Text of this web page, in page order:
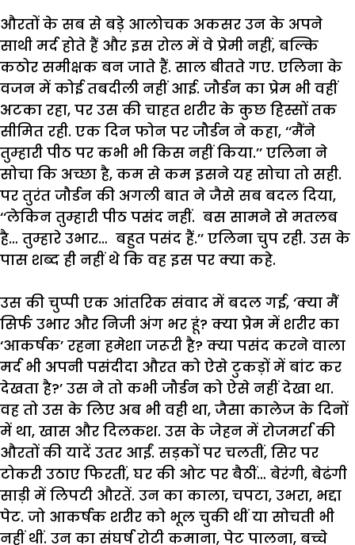
औरतों के सब से बड़े आलोचक अकसर उन के अपने
साथी मर्द होते हैं और इस रोल में वे प्रेमी नहीं, बल्कि
कठोर समीक्षक बन जाते हैं. साल बीतते गए. एलिना के
वजन में कोई तबदीली नहीं आई. जौर्डन का प्रेम भी वहीं
अटका रहा, पर उस की चाहत शरीर के कुछ हिस्सों तक
सीमित रही. एक दिन फोन पर जौर्डन ने कहा, ‘‘मैंने
तुम्हारी पीठ पर कभी भी किस नहीं किया.’’ एलिना ने
सोचा कि अच्छा है, कम से कम इसने यह सोचा तो सही.
पर तुरंत जौर्डन की अगली बात ने जैसे सब बदल दिया,
‘‘लेकिन तुम्हारी पीठ पसंद नहीं. बस सामने से मतलब
है… तुम्हारे उभार… बहुत पसंद हैं.’’ एलिना चुप रही. उस के
पास शब्द ही नहीं थे कि वह इस पर क्या कहे.
उस की चुप्पी एक आंतरिक संवाद में बदल गई, ‘क्या मैं
सिर्फ उभार और निजी अंग भर हूं? क्या प्रेम में शरीर का
‘आकर्षक’ रहना हमेशा जरूरी है? क्या पसंद करने वाला
मर्द भी अपनी पसंदीदा औरत को ऐसे टुकड़ों में बांट कर
देखता है?’ उस ने तो कभी जौर्डन को ऐसे नहीं देखा था.
वह तो उस के लिए अब भी वही था, जैसा कालेज के दिनों
में था, खास और दिलकश. उस के जेहन में रोजमर्रा की
औरतों की यादें उतर आईं. सड़कों पर चलतीं, सिर पर
टोकरी उठाए फिरतीं, घर की ओट पर बैठीं… बेरंगी, बेढंगी
साड़ी में लिपटी औरतें. उन का काला, चपटा, उभरा, भद्दा
पेट. जो आकर्षक शरीर को भूल चुकी थीं या सोचती भी
नहीं थीं. उन का संघर्ष रोटी कमाना, पेट पालना, बच्चे